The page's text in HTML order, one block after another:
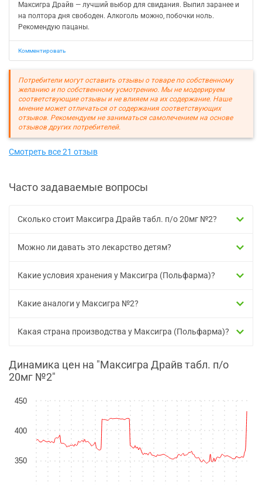
Максигра Драйв — лучший выбор для свидания. Выпил заранее и
на полтора дня свободен. Алкоголь можно, побочки ноль.
Рекомендую пацаны.
Комментировать
Потребители могут оставить отзывы о товаре по собственному
желанию и по собственному усмотрению. Мы не модерируем
соответствующие отзывы и не влияем на их содержание. Наше
мнение может отличаться от содержания соответствующих
отзывов. Рекомендуем не заниматься самолечением на основе
отзывов других потребителей.
Смотреть все 21 отзыв
Часто задаваемые вопросы
Сколько стоит Максигра Драйв табл. п/о 20мг №2?
Можно ли давать это лекарство детям?
Какие условия хранения у Максигра (Польфарма)?
Какие аналоги у Максигра №2?
Какая страна производства у Максигра (Польфарма)?
Динамика цен на "Максигра Драйв табл. п/о
20мг №2"
350
400
450